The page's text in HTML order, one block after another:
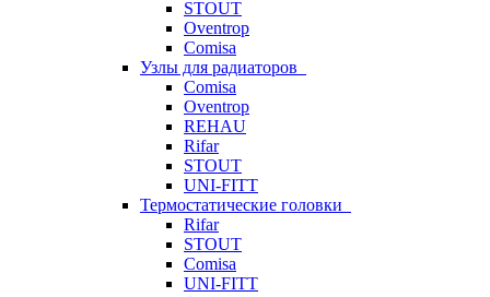
STOUT
Oventrop
Comisa
Узлы для радиаторов
Comisa
Oventrop
REHAU
Rifar
STOUT
UNI-FITT
Термостатические головки
Rifar
STOUT
Comisa
UNI-FITT